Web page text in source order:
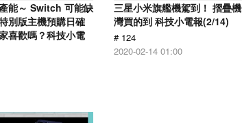
能～ Switch 可能缺
別版主機預購日確
喜歡嗎？科技小電
三星小米旗艦機駕到！ 摺疊
灣買的到 科技小電報(2/14)
# 124
2020-02-14 01:00